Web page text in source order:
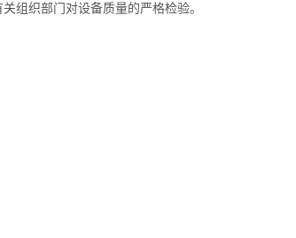
组织部门对设备质量的严格检验。